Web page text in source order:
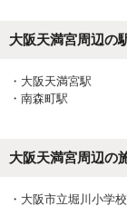
大阪天満宮周辺の
・ 大阪天満宮駅
・ 南森町駅
大阪天満宮周辺の
・ 大阪市立堀川小学校